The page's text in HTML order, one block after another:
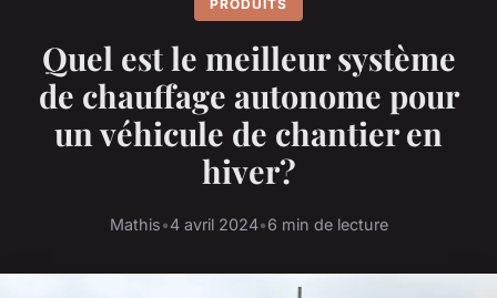
PRODUITS
Quel est le meilleur système
de chauffage autonome pour
un véhicule de chantier en
hiver?
Mathis•4 avril 2024•6 min de lecture